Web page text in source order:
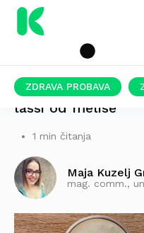
ZDRAVA PROBAVA
lassi od melise
1 min čitanja
Maja Kuzelj
mag. comm.,